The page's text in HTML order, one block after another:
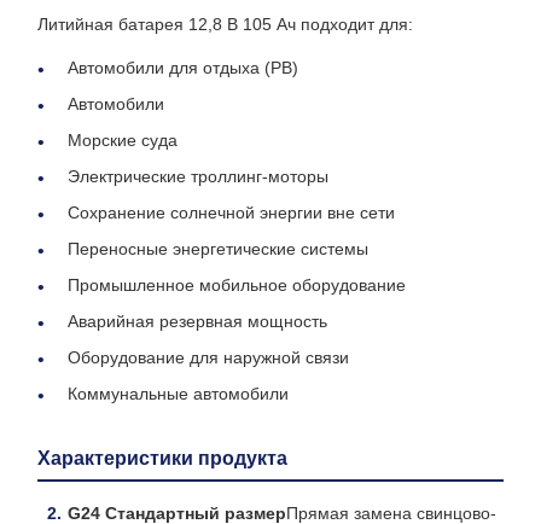
Литийная батарея 12,8 В 105 Ач подходит для:
Автомобили для отдыха (РВ)
Автомобили
Морские суда
Электрические троллинг-моторы
Сохранение солнечной энергии вне сети
Переносные энергетические системы
Промышленное мобильное оборудование
Аварийная резервная мощность
Оборудование для наружной связи
Коммунальные автомобили
Характеристики продукта
G24 Стандартный размерПрямая замена свинцово-